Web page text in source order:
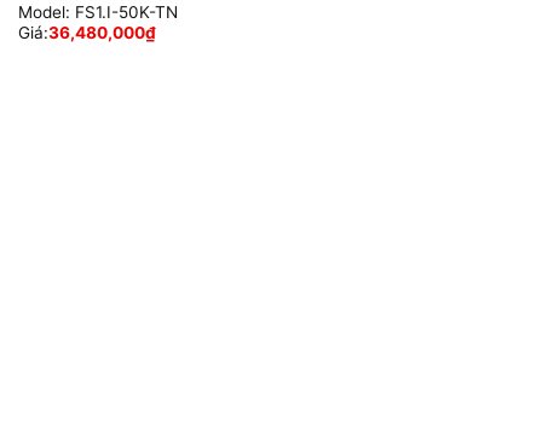
Model: FS1.I-50K-TN
Giá:36,480,000₫